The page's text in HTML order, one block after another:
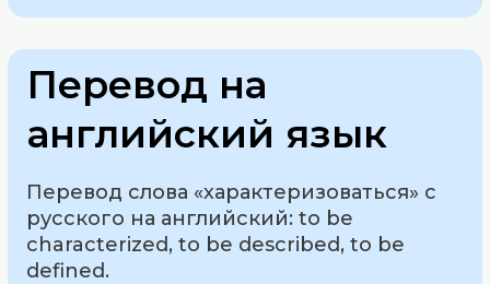
Перевод на
английский язык
Перевод слова «характеризоваться» с
русского на английский: to be
characterized, to be described, to be
defined.